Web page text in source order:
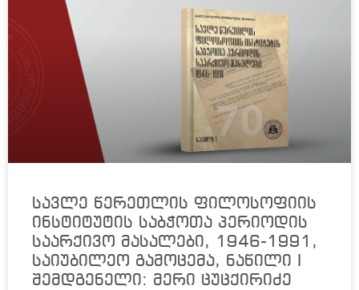
სავლე წერეთლის ფილოსოფიის
ინსტიტუტის საბჭოთა პერიოდის
საარქივო მასალები, 1946-1991,
საიუბილეო გამოცემა, ნაწილი I
შემდგენელი: მერი ცუცქირიძე